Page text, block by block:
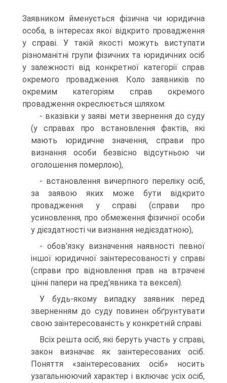
Заявником йменується фізична чи юридична
особа, в інтересах якої відкрито провадження
у справі. У такій якості можуть виступати
різноманітні групи фізичних та юридичних осіб
у залежності від конкретної категорії справ
окремого провадження. Коло заявників по
окремим категоріям справ окремого
провадження окреслюється шляхом:
- вказівки у заяві мети звернення до суду
(у справах про встановлення фактів, які
мають юридичне значення, справи про
визнання особи безвісно відсутньою чи
оголошення померлою),
- встановлення вичерпного переліку осіб,
за заявою яких може бути відкрито
провадження у справі (справи про
усиновлення, про обмеження фізичної особи
у дієздатності чи визнання недієздатною),
- обов’язку визначення наявності певної
іншої юридичної заінтересованості у справі
(справи про відновлення прав на втрачені
цінні папери на пред’явника та векселі).
У будь-якому випадку заявник перед
зверненням до суду повинен обґрунтувати
свою заінтересованість у конкретній справі.
Всіх решта осіб, які беруть участь у справі,
закон визначає як заінтересованих осіб.
Поняття «заінтересованих осіб» носить
узагальнюючий характер і включає усіх осіб,